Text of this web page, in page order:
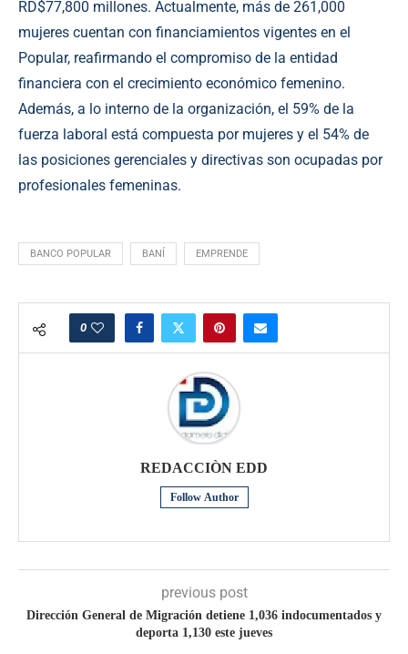
RD$77,800 millones. Actualmente, más de 261,000
mujeres cuentan con financiamientos vigentes en el
Popular, reafirmando el compromiso de la entidad
financiera con el crecimiento económico femenino.
Además, a lo interno de la organización, el 59% de la
fuerza laboral está compuesta por mujeres y el 54% de
las posiciones gerenciales y directivas son ocupadas por
profesionales femeninas.
BANCO POPULAR BANÍ EMPRENDE
0
REDACCIÒN EDD
Follow Author
previous post
Dirección General de Migración detiene 1,036 indocumentados y
deporta 1,130 este jueves